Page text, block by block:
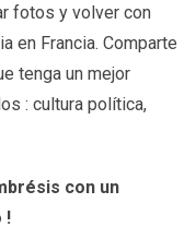
fotos y volver con
en Francia. Comparte
tenga un mejor
: cultura política,
con un
!